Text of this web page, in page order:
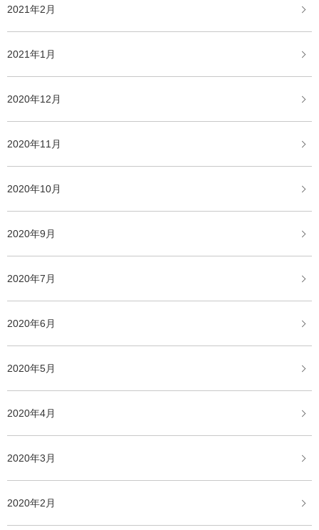
2021年2月
2021年1月
2020年12月
2020年11月
2020年10月
2020年9月
2020年7月
2020年6月
2020年5月
2020年4月
2020年3月
2020年2月